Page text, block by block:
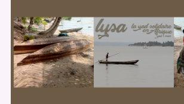
1er septembre 2025 :
livraison